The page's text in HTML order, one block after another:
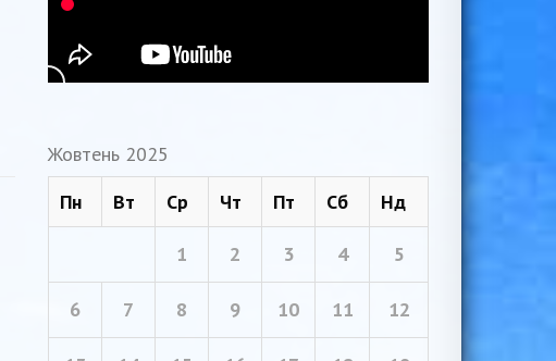
Жовтень 2025
Пн
Вт Ср Чт Пт Сб Нд
1 2 3 4 5
6 7 8 9 10 11 12